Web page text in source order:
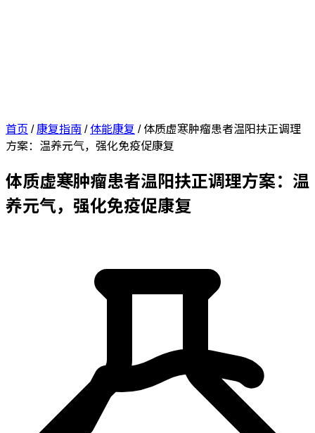
首页 /康复指南/ 体能康复 / 体质虚寒肿瘤患者温阳扶正调理
方案：温养元气，强化免疫促康复
体质虚寒肿瘤患者温阳扶正调理方案：温
养元气，强化免疫促康复